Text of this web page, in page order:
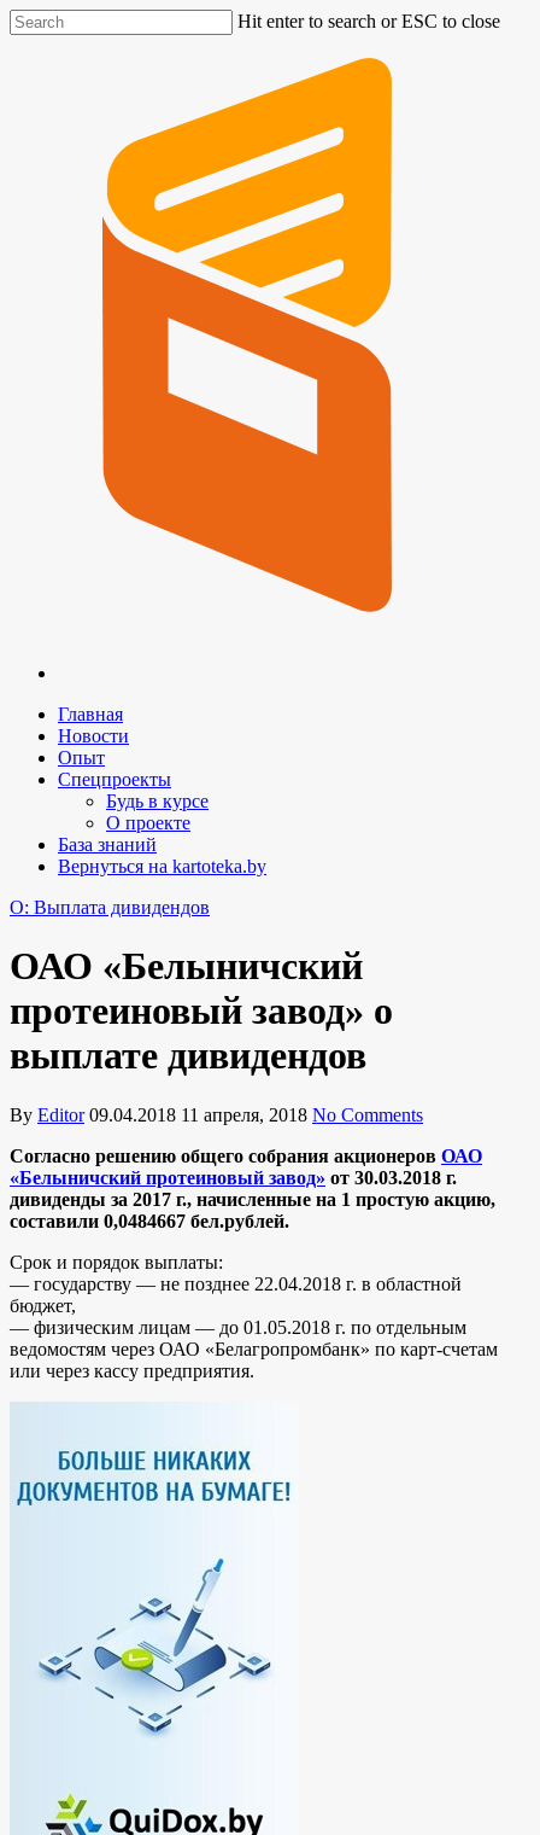
Hit enter to search or ESC to close
Главная
Новости
Опыт
Спецпроекты
Будь в курсе
О проекте
База знаний
Вернуться на kartoteka.by
O: Выплата дивидендов
ОАО «Белыничский
протеиновый завод» о
выплате дивидендов
By Editor 09.04.2018 11 апреля, 2018 No Comments
Согласно решению общего собрания акционеров ОАО
«Белыничский протеиновый завод» от 30.03.2018 г.
дивиденды за 2017 г., начисленные на 1 простую акцию,
составили 0,0484667 бел.рублей.
Срок и порядок выплаты:
— государству — не позднее 22.04.2018 г. в областной
бюджет,
— физическим лицам — до 01.05.2018 г. по отдельным
ведомостям через ОАО «Белагропромбанк» по карт-счетам
или через кассу предприятия.